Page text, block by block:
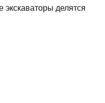
экскаваторы делятся